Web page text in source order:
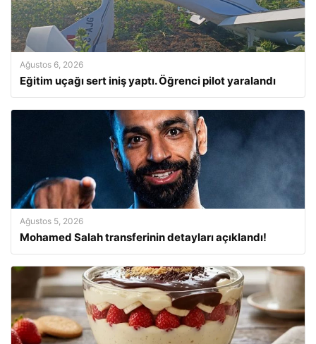
Ağustos 6, 2026
Eğitim uçağı sert iniş yaptı. Öğrenci pilot yaralandı
Ağustos 5, 2026
Mohamed Salah transferinin detayları açıklandı!